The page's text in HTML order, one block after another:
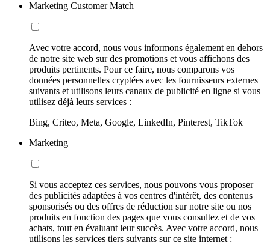
Marketing Customer Match
Avec votre accord, nous vous informons également en dehors
de notre site web sur des promotions et vous affichons des
produits pertinents. Pour ce faire, nous comparons vos
données personnelles cryptées avec les fournisseurs externes
suivants et utilisons leurs canaux de publicité en ligne si vous
utilisez déjà leurs services :
Bing, Criteo, Meta, Google, LinkedIn, Pinterest, TikTok
Marketing
Si vous acceptez ces services, nous pouvons vous proposer
des publicités adaptées à vos centres d'intérêt, des contenus
sponsorisés ou des offres de réduction sur notre site ou nos
produits en fonction des pages que vous consultez et de vos
achats, tout en évaluant leur succès. Avec votre accord, nous
utilisons les services tiers suivants sur ce site internet :